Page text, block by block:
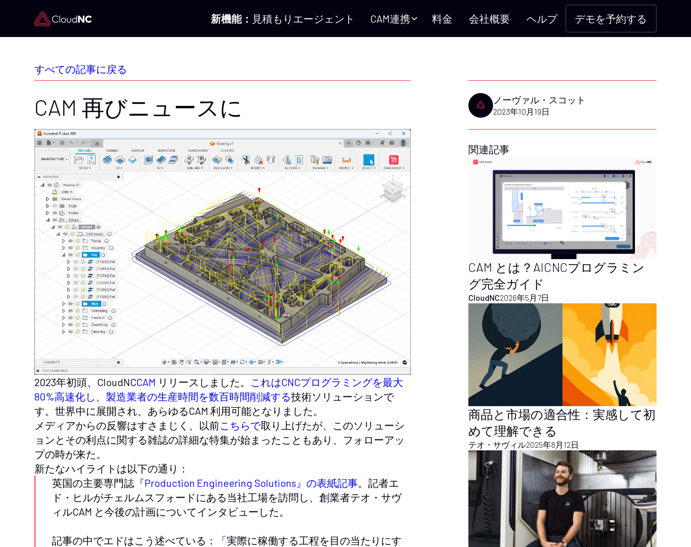
新機能： 見積もりエージェント CAM連携 料金 会社概要 ヘルプ デモを予約する
すべての記事に戻る
CAM 再びニュースに ノーヴァル・スコット
2023年10月19日
2023年初頭、CloudNCCAM リリースしました。
これはCNCプログラミングを最大
80%高速化し、製造業者の生産時間を数百時間削減する技術ソリューションで
す。世界中に展開され、あらゆるCAM 利用可能となりました。
メディアからの反響はすさまじく、以前こちらで取り上げたが、このソリューシ
ョンとその利点に関する雑誌の詳細な特集が始まったこともあり、フォローアッ
プの時が来た。
新たなハイライトは以下の通り：
英国の主要専門誌 『Production Engineering Solutions』の表紙記事 。記者エ
ド・ヒルがチェルムスフォードにある当社工場を訪問し、創業者テオ・サヴ
ィルCAM と今後の計画についてインタビューした。
記事の中でエドはこう述べている：「実際に稼働する工程を目の当たりにす
関連記事
CAM とは？AICNCプログラミン
グ完全ガイド
CloudNC2026年5月7日
商品と市場の適合性：実感して初
めて理解できる
テオ・サヴィル2025年8月12日